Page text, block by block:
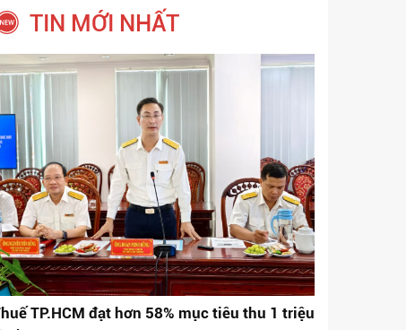
TIN MỚI NHẤT
TP.HCM đạt hơn 58% mục tiêu thu 1 triệu